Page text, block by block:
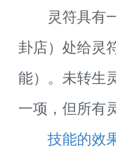
灵符具有一
卦店）处给灵
能）。未转生
一项，但所有
技能的效